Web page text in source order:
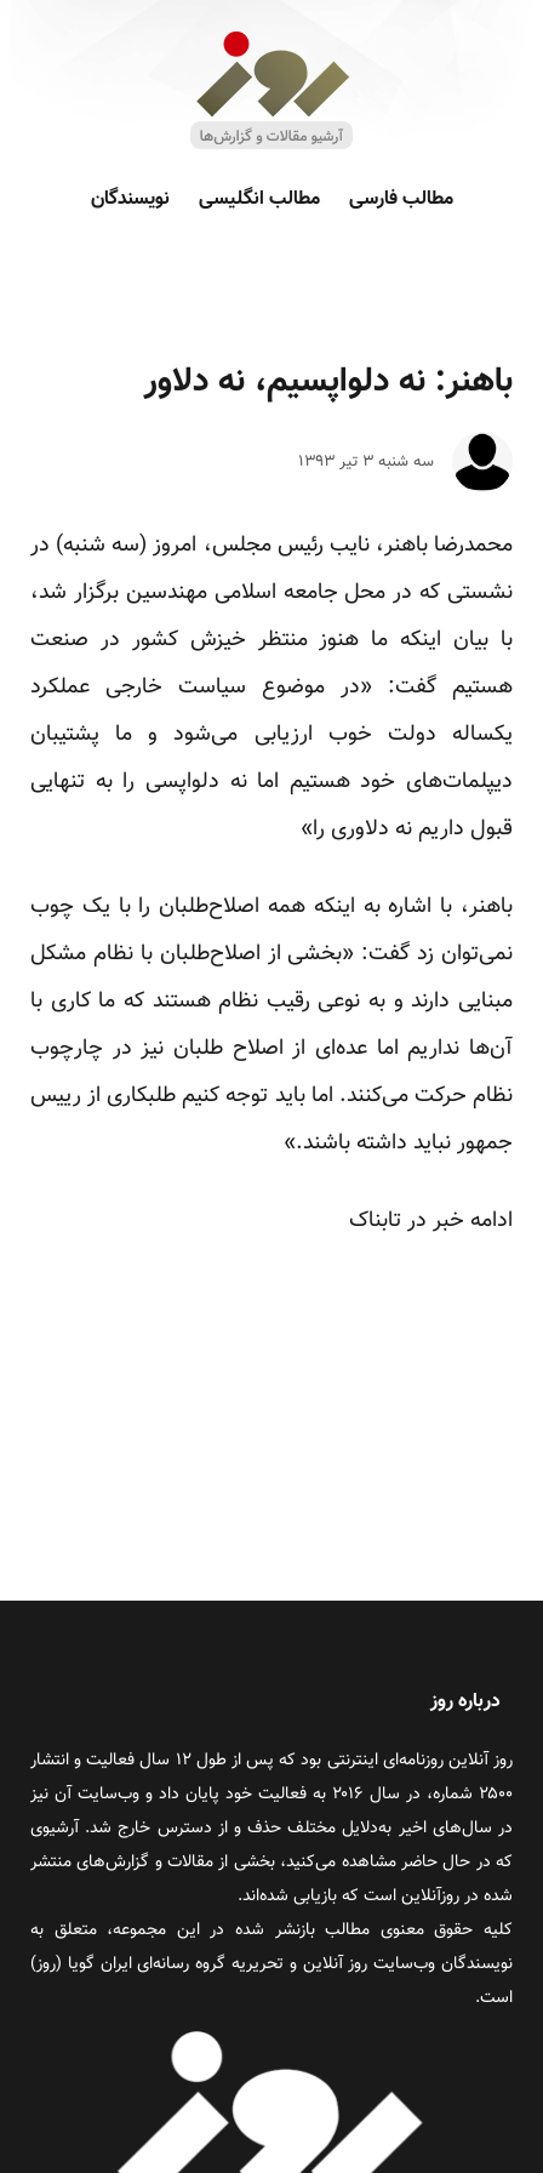
مطالب فارسی مطالب انگلیسی نویسندگان
باهنر: نه دلواپسیم، نه دلاور
سه شنبه ۳ تير ۱۳۹۳
محمدرضا باهنر، نایب رئیس مجلس، امروز (سه شنبه) در
نشستی که در محل جامعه اسلامی مهندسین برگزار شد،
با بیان اینکه ما هنوز منتظر خیزش کشور در صنعت
هستیم گفت: «در موضوع سیاست خارجی عملکرد
یکساله دولت خوب ارزیابی می‌شود و ما پشتیبان
دیپلمات‌های خود هستیم اما نه دلواپسی را به تنهایی
قبول داریم نه دلاوری را»
باهنر، با اشاره به اینکه همه اصلاح‌طلبان را با یک چوب
نمی‌توان زد گفت: «بخشی از اصلاح‌طلبان با نظام مشکل
مبنایی دارند و به نوعی رقیب نظام هستند که ما کاری با
آن‌ها نداریم اما عده‌ای از اصلاح ‌طلبان نیز در چارچوب
نظام حرکت می‌کنند. اما باید توجه کنیم طلبکاری از رییس
جمهور نباید داشته باشند.»
ادامه خبر درتابناک
درباره روز
روز آنلاین روزنامه‌ای اینترنتی بود که پس از طول ۱۲ سال فعالیت و انتشار
۲۵۰۰ شماره، در سال ۲۰۱۶ به فعالیت خود پایان داد و وب‌سایت آن نیز
در سال‌های اخیر به‌دلایل مختلف حذف و از دسترس خارج شد. آرشیوی
که در حال حاضر مشاهده می‌کنید، بخشی از مقالات و گزارش‌های منتشر
شده در روزآنلاین است که بازیابی شده‌اند.
کلیه حقوق معنوی مطالب بازنشر شده در این مجموعه، متعلق به
نویسندگان وب‌سایت روز آنلاین و تحریریه گروه رسانه‌ای ایران گویا (روز)
است.